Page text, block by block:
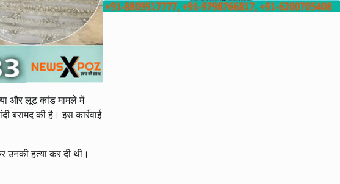
और लूट कांड मामले में
बरामद की है। इस कार्रवाई
उनकी हत्या कर दी थी।